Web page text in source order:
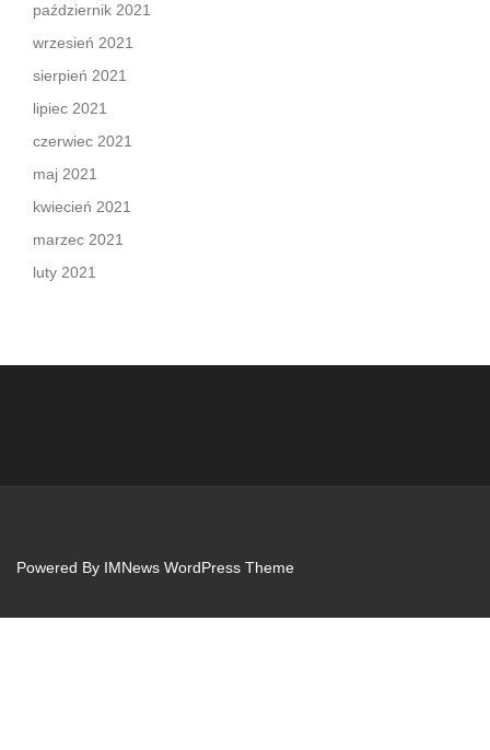
październik 2021
wrzesień 2021
sierpień 2021
lipiec 2021
czerwiec 2021
maj 2021
kwiecień 2021
marzec 2021
luty 2021
Powered By IMNews WordPress Theme